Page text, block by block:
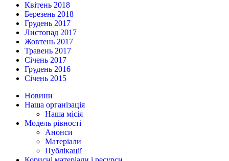
Квітень 2018
Березень 2018
Грудень 2017
Листопад 2017
Жовтень 2017
Травень 2017
Січень 2017
Грудень 2016
Січень 2015
Новини
Наша організація
Наша місія
Модель рівності
Анонси
Матеріали
Публікації